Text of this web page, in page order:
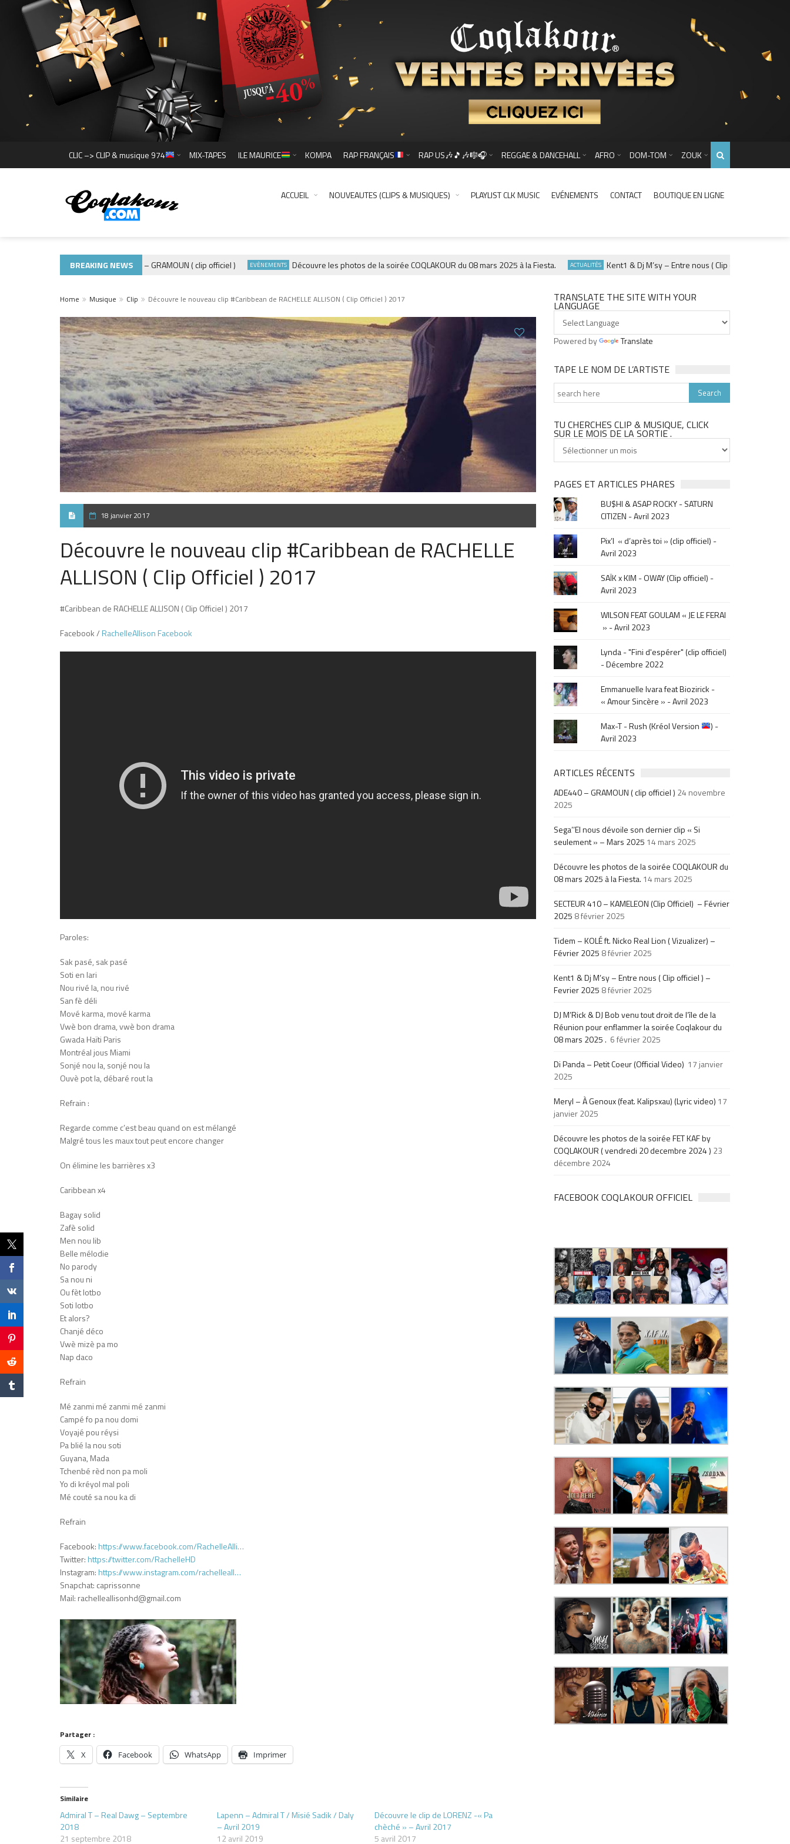
CLIC –> CLIP & musique 974 MIX-TAPES ILE MAURICE KOMPA RAP FRANÇAIS RAP US🎶🎵🎶🎼🎧 REGGAE & DANCEHALL AFRO DOM-TOM ZOUK
ACCUEIL NOUVEAUTES (CLIPS & MUSIQUES) PLAYLIST CLK MUSIC EVÉNEMENTS CONTACT BOUTIQUE EN LIGNE
BREAKING NEWS
ACTUALITÉS ADE440 – GRAMOUN ( clip officiel ) EVÈNEMENTS Découvre les photos de la soirée COQLAKOUR du 08 mars 2025 à la Fiesta. ACTUALITÉS Kent1 & Dj M’sy – Entre nous ( Clip officiel ) – Fevrier
Home Musique Clip Découvre le nouveau clip #Caribbean de RACHELLE ALLISON ( Clip Officiel ) 2017
18 janvier 2017
Découvre le nouveau clip #Caribbean de RACHELLE
ALLISON ( Clip Officiel ) 2017
#Caribbean de RACHELLE ALLISON ( Clip Officiel ) 2017
Facebook / RachelleAllison Facebook
Paroles:
Sak pasé, sak pasé
Soti en lari
Nou rivé la, nou rivé
San fè déli
Mové karma, mové karma
Vwè bon drama, vwè bon drama
Gwada Haïti Paris
Montréal jous Miami
Sonjé nou la, sonjé nou la
Ouvè pot la, débaré rout la
Refrain :
Regarde comme c’est beau quand on est mélangé
Malgré tous les maux tout peut encore changer
On élimine les barrières x3
Caribbean x4
Bagay solid
Zafè solid
Men nou lib
Belle mélodie
No parody
Sa nou ni
Ou fèt lotbo
Soti lotbo
Et alors?
Chanjé déco
Vwè mizè pa mo
Nap daco
Refrain
Mé zanmi mé zanmi mé zanmi
Campé fo pa nou domi
Voyajé pou réysi
Pa blié la nou soti
Guyana, Mada
Tchenbé rèd non pa moli
Yo di kréyol mal poli
Mé couté sa nou ka di
Refrain
Facebook: https://www.facebook.com/RachelleAlli…
Twitter: https://twitter.com/RachelleHD
Instagram: https://www.instagram.com/rachelleall…
Snapchat: caprissonne
Mail: rachelleallisonhd@gmail.com
Partager :
X Facebook WhatsApp Imprimer
Similaire
Admiral T – Real Dawg – Septembre
2018
21 septembre 2018
Lapenn – Admiral T / Misié Sadik / Daly
– Avril 2019
12 avril 2019
Découvre le clip de LORENZ -« Pa
chèché » – Avril 2017
5 avril 2017
TRANSLATE THE SITE WITH YOUR
LANGUAGE
Powered by Translate
TAPE LE NOM DE L’ARTISTE
TU CHERCHES CLIP & MUSIQUE, CLICK
SUR LE MOIS DE LA SORTIE .
cherches
&
musique,
click
sur
le
mois
de
la
sortie
.
PAGES ET ARTICLES PHARES
BU$HI & ASAP ROCKY - SATURN
CITIZEN - Avril 2023
Pix’l « d’après toi » (clip officiel) -
Avril 2023
SAÏK x KIM - OWAY (Clip officiel) -
Avril 2023
WILSON FEAT GOULAM « JE LE FERAI
» - Avril 2023
Lynda - "Fini d'espérer" (clip officiel)
- Décembre 2022
Emmanuelle Ivara feat Biozirick -
« Amour Sincère » - Avril 2023
Max-T - Rush (Kréol Version
) -
Avril 2023
ARTICLES RÉCENTS
ADE440 – GRAMOUN ( clip officiel ) 24 novembre
2025
Sega’’El nous dévoile son dernier clip « Si
seulement » – Mars 2025 14 mars 2025
Découvre les photos de la soirée COQLAKOUR du
08 mars 2025 à la Fiesta. 14 mars 2025
SECTEUR 410 – KAMELEON (Clip Officiel) – Février
2025 8 février 2025
Tidem – KOLÉ ft. Nicko Real Lion ( Vizualizer) –
Février 2025 8 février 2025
Kent1 & Dj M’sy – Entre nous ( Clip officiel ) –
Fevrier 2025 8 février 2025
DJ M’Rick & DJ Bob venu tout droit de l’île de la
Réunion pour enflammer la soirée Coqlakour du
08 mars 2025 . 6 février 2025
Di Panda – Petit Coeur (Official Video) 17 janvier
2025
Meryl – À Genoux (feat. Kalipsxau) (Lyric video) 17
janvier 2025
Découvre les photos de la soirée FET KAF by
COQLAKOUR ( vendredi 20 decembre 2024 ) 23
décembre 2024
FACEBOOK COQLAKOUR OFFICIEL